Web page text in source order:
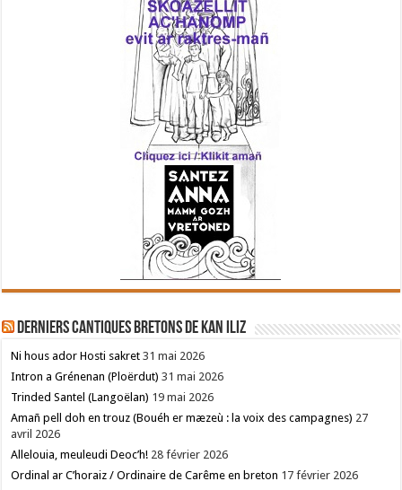
Derniers cantiques bretons de Kan Iliz
Ni hous ador Hosti sakret 31 mai 2026
Intron a Grénenan (Ploërdut) 31 mai 2026
Trinded Santel (Langoëlan) 19 mai 2026
Amañ pell doh en trouz (Bouéh er mæzeù : la voix des campagnes) 27
avril 2026
Allelouia, meuleudi Deoc’h! 28 février 2026
Ordinal ar C’horaiz / Ordinaire de Carême en breton 17 février 2026